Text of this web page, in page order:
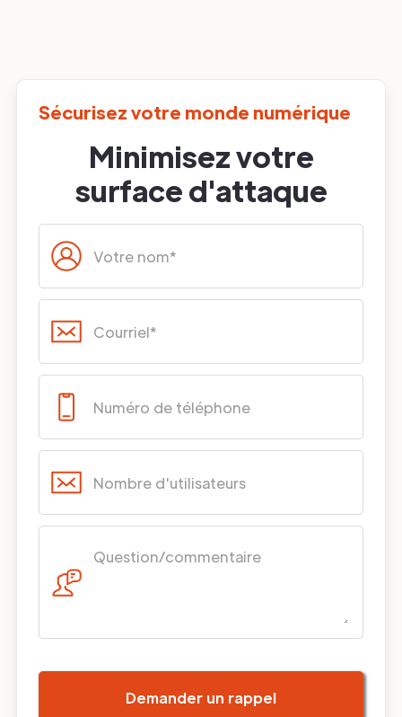
Sécurisez votre monde numérique
Minimisez votre
surface d'attaque